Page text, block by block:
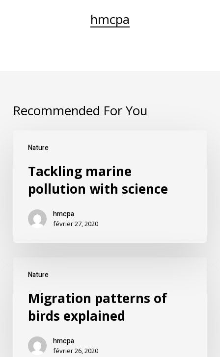
hmcpa
Recommended For You
Nature
Tackling marine
pollution with science
hmcpa
février 27, 2020
Nature
Migration patterns of
birds explained
hmcpa
février 26, 2020